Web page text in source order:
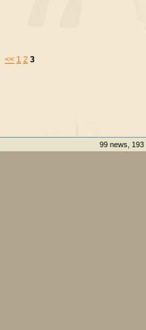
<< 1 2 3
99 news,